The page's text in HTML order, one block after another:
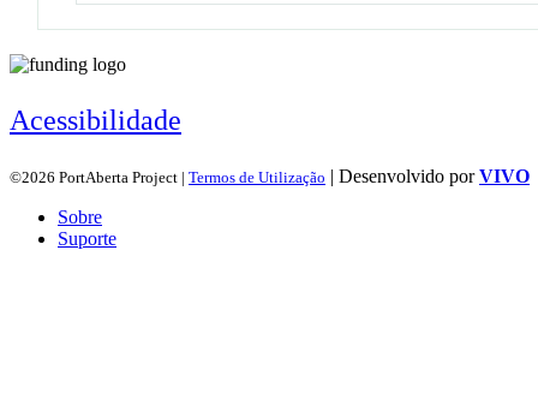
Acessibilidade
©2026 PortAberta Project | Termos de Utilização | Desenvolvido porVIVO
Sobre
Suporte